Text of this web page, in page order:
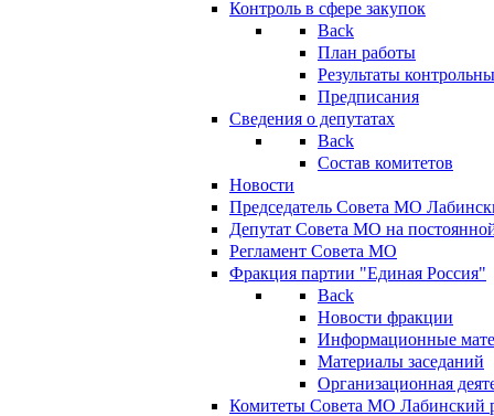
Контроль в сфере закупок
Back
План работы
Результаты
Предписания
Сведения о депутатах
Back
Состав комитетов
Новости
Председатель Совета МО
Депутат Совета МО на
Регламент Совета МО
Фракция партии "Единая Россия"
Back
Новости фракции
Информационные
Материалы заседаний
Организационная
Комитеты Совета МО Лабинский